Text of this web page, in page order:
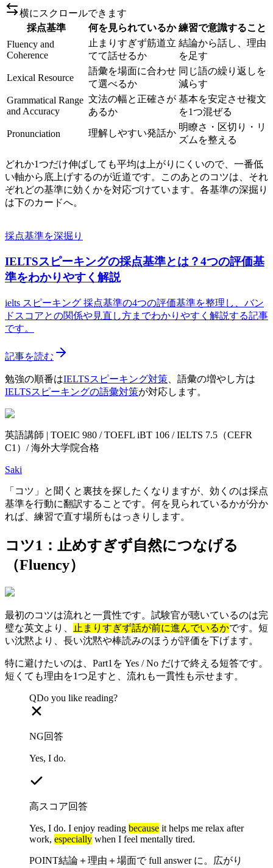
横にスクロールできます
採点基準
何を見られているか 練習で意識すること
Fluency and
Coherence
止まりすぎず筋道立
てて話せるか
結論から話し、理由
を足す
Lexical Resource
語彙を場面に合わせ
て選べるか
同じ語の繰り返しを
減らす
Grammatical Range
and Accuracy
文法の幅と正確さが
あるか
基本を安定させ複文
を1つ混ぜる
Pronunciation 理解しやすい発話か
明瞭さ・区切り・リ
ズムを整える
どれか1つだけ伸ばしても平均は上がりにくいので、一番低
い軸から底上げするのが近道です。このあとのコツは、それ
ぞれどの基準に効くかを対応づけています。各基準の深掘り
は下のカードへ。
採点基準を深掘り
IELTSスピーキングの採点基準とは？4つの評価基
準をわかりやすく解説
ielts スピーキング 採点基準の4つの評価基準を整理し、バン
ドスコアとの関係や見直し方までわかりやすく解説する記事
です。
記事を読む
勉強の順番はIELTSスピーキング対策 、語彙の増やし方は
IELTSスピーキングの語彙対策が対応します。
英語講師 | TOEIC 980 / TOEFL iBT 106 / IELTS 7.5（CEFR
C1）/ 海外大学院合格
Saki
「コツ」と聞くと裏技を探したくなりますが、効くのは採点
基準を行動に翻訳することです。何を見られているかが分か
れば、練習で直す場所もはっきりします。
コツ1：止めすぎず自然につなげる
（Fluency）
最初のコツは流れと一貫性です。試験官が聴いているのは完
璧な英文より、
止まりすぎず話が前に進んでいるかです。短
い沈黙より、長い沈黙や棒読みのほうが評価を下げます。
特に避けたいのは、Part1を Yes / No だけで終える短答です。
短くても理由を1つ足すと、流れも一貫性も示せます。
QDo you like reading?
NG回答
Yes, I do.
高スコア回答
Yes, I do. I enjoy reading because it helps me relax after
work, especially when I feel mentally tired.
POINT結論＋理由＋場面で full answer に。広がり